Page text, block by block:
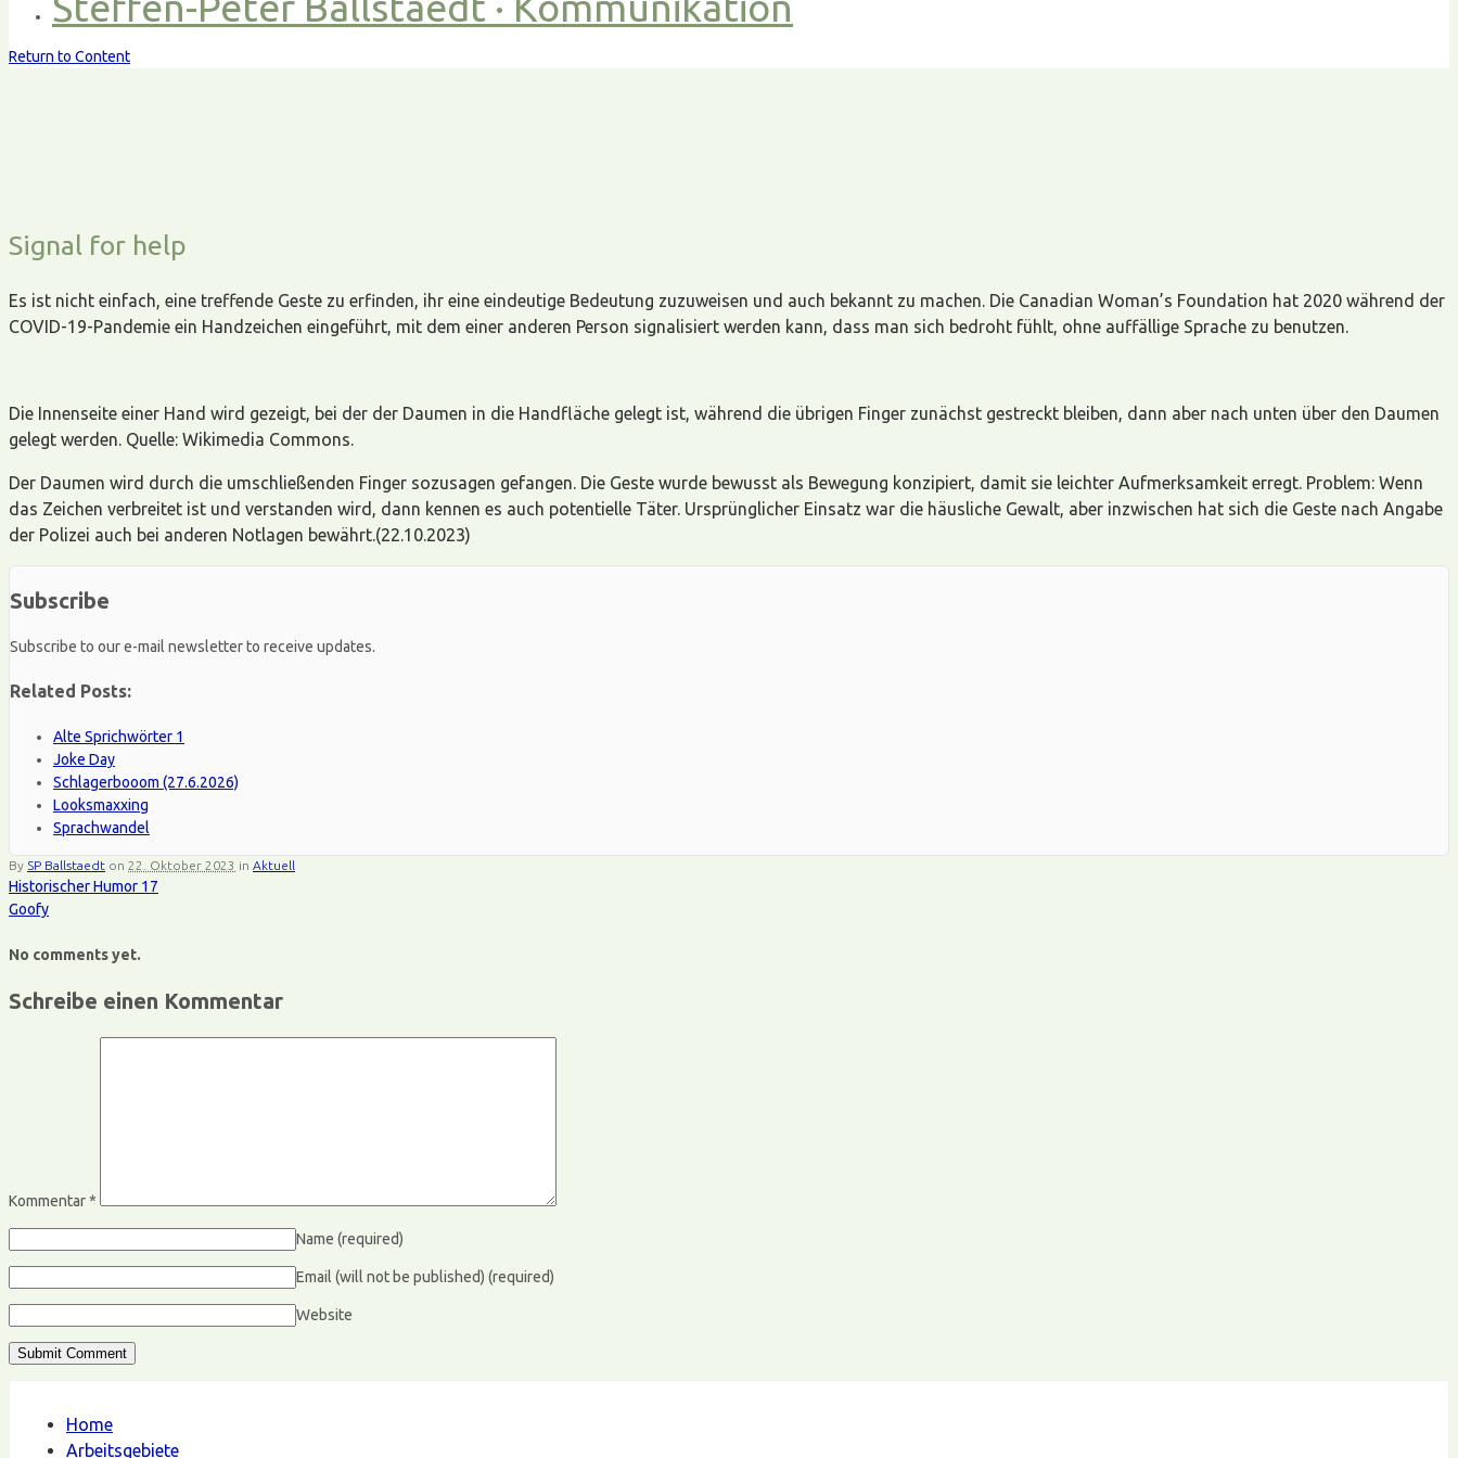
Return to Content
Signal for help
Es ist nicht einfach, eine treffende Geste zu erfinden, ihr eine eindeutige Bedeutung zuzuweisen und auch bekannt zu machen. Die Canadian Woman’s Foundation hat 2020 während der
COVID-19-Pandemie ein Handzeichen eingeführt, mit dem einer anderen Person signalisiert werden kann, dass man sich bedroht fühlt, ohne auffällige Sprache zu benutzen.
Die Innenseite einer Hand wird gezeigt, bei der der Daumen in die Handfläche gelegt ist, während die übrigen Finger zunächst gestreckt bleiben, dann aber nach unten über den Daumen
gelegt werden. Quelle: Wikimedia Commons.
Der Daumen wird durch die umschließenden Finger sozusagen gefangen. Die Geste wurde bewusst als Bewegung konzipiert, damit sie leichter Aufmerksamkeit erregt. Problem: Wenn
das Zeichen verbreitet ist und verstanden wird, dann kennen es auch potentielle Täter. Ursprünglicher Einsatz war die häusliche Gewalt, aber inzwischen hat sich die Geste nach Angabe
der Polizei auch bei anderen Notlagen bewährt.(22.10.2023)
Subscribe
Subscribe to our e-mail newsletter to receive updates.
Related Posts:
Alte Sprichwörter 1
Joke Day
Schlagerbooom (27.6.2026)
Looksmaxxing
Sprachwandel
By SP Ballstaedt on 22. Oktober 2023 in Aktuell
Historischer Humor 17
Goofy
No comments yet.
Schreibe einen Kommentar
Kommentar*
Name (required)
Email (will not be published) (required)
Website
Home
Arbeitsgebiete